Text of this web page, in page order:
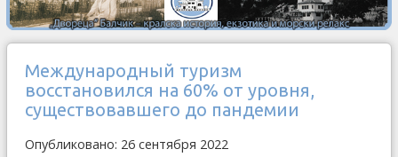
Международный туризм
восстановился на 60% от уровня,
существовавшего до пандемии
Опубликовано: 26 сентября 2022